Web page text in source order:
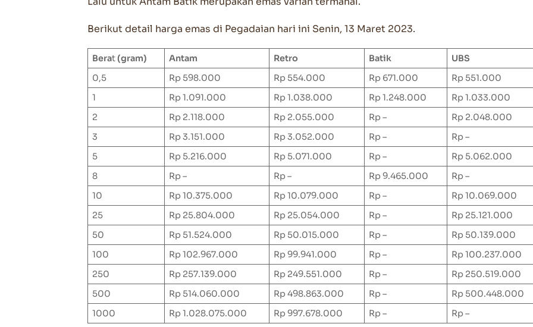
Berikut detail harga emas di Pegadaian hari ini Senin, 13 Maret 2023.
Berat(gram) Antam Retro Batik
UBS
0,5
Rp 598.000 Rp 554.000 Rp 671.000
Rp 551.000
1
Rp 1.091.000 Rp 1.038.000 Rp 1.248.000
Rp 1.033.000
2
Rp 2.118.000 Rp 2.055.000 Rp –
Rp 2.048.000
3
Rp 3.151.000 Rp 3.052.000 Rp –
Rp –
5
Rp 5.216.000 Rp 5.071.000 Rp –
Rp 5.062.000
8
Rp – Rp – Rp 9.465.000
Rp –
10
Rp 10.375.000 Rp 10.079.000 Rp –
Rp 10.069.000
25
Rp 25.804.000 Rp 25.054.000 Rp –
Rp 25.121.000
50
Rp 51.524.000 Rp 50.015.000 Rp –
Rp 50.139.000
100
Rp 102.967.000 Rp 99.941.000 Rp –
Rp 100.237.000
250
Rp 257.139.000 Rp 249.551.000 Rp –
Rp 250.519.000
500
Rp 514.060.000 Rp 498.863.000 Rp –
Rp 500.448.000
1000
Rp 1.028.075.000 Rp 997.678.000 Rp – Rp –